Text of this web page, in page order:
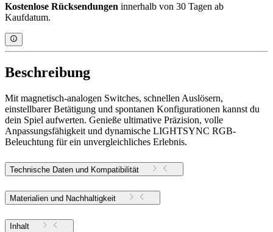
Kostenlose Rücksendungen innerhalb von 30 Tagen ab
Kaufdatum.
Beschreibung
Mit magnetisch-analogen Switches, schnellen Auslösern,
einstellbarer Betätigung und spontanen Konfigurationen kannst du
dein Spiel aufwerten. Genieße ultimative Präzision, volle
Anpassungsfähigkeit und dynamische LIGHTSYNC RGB-
Beleuchtung für ein unvergleichliches Erlebnis.
Technische Daten und Kompatibilität
Materialien und Nachhaltigkeit
Inhalt